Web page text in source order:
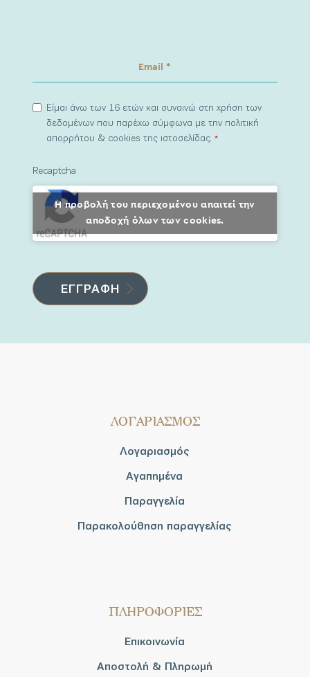
Είμαι άνω των 16 ετών και συναινώ στη χρήση των
δεδομένων που παρέχω σύμφωνα με την πολιτική
απορρήτου & cookies της ιστοσελίδας.*
Recaptcha
Η προβολή του περιεχομένου απαιτεί την
αποδοχή όλων των cookies.
ΛΟΓΑΡΙΑΣΜΟΣ
Λογαριασμός
Αγαπημένα
Παραγγελία
Παρακολούθηση παραγγελίας
ΠΛΗΡΟΦΟΡΙΕΣ
Επικοινωνία
Αποστολή & Πληρωμή